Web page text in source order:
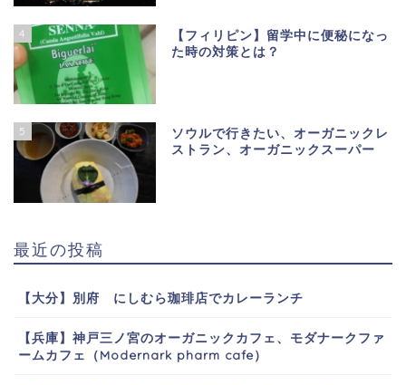
4
【フィリピン】留学中に便秘になっ
た時の対策とは？
5
ソウルで行きたい、オーガニックレ
ストラン、オーガニックスーパー
最近の投稿
【大分】別府 にしむら珈琲店でカレーランチ
【兵庫】神戸三ノ宮のオーガニックカフェ、モダナークファ
ームカフェ（Modernark pharm cafe）